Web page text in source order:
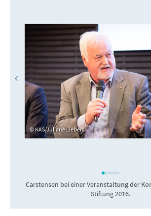
KAS/Juliane Liebers
Carstensen bei einer Veranstaltung der
Stiftung 2016.